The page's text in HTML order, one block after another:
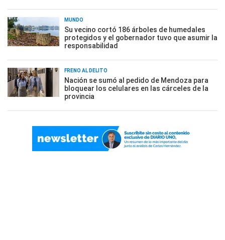
MUNDO
Su vecino cortó 186 árboles de humedales
protegidos y el gobernador tuvo que asumir la
responsabilidad
FRENO AL DELITO
Nación se sumó al pedido de Mendoza para
bloquear los celulares en las cárceles de la
provincia